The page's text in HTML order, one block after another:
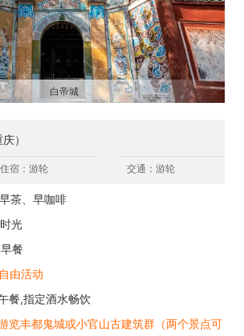
白帝城
）
住宿：游轮 交通：游轮
茶、早咖啡
光
餐
由活动
餐,指定酒水畅饮
丰都鬼城或小官山古建筑群（两个景点可